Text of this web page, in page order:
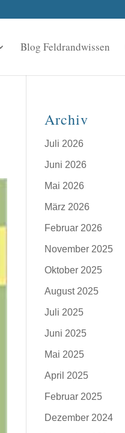
Blog Feldrandwissen
Archiv
Juli 2026
Juni 2026
Mai 2026
März 2026
Februar 2026
November 2025
Oktober 2025
August 2025
Juli 2025
Juni 2025
Mai 2025
April 2025
Februar 2025
Dezember 2024